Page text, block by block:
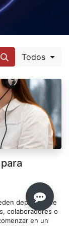
Todos
depender de
colaboradores o
en un